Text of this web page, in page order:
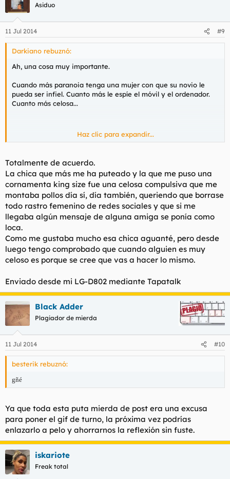
Asiduo
11 Jul 2014 #9
Darkiano rebuznó:
Ah, una cosa muy importante.
Cuando más paranoia tenga una mujer con que su novio le
pueda ser infiel. Cuanto más le espíe el móvil y el ordenador.
Cuanto más celosa...
...más infiel es ella. Porque sabiendo como sabe que nadie se
todos son de su condición", lo normal es que ella piense que él,
su novio, hará lo mismo, y de ahí viene todo.
Mi consejo:
Con celosas que no os dejan repirar y con las que tienen
transtorno límite de la personalidad, lo único que podéis hacer
es poner tierra de por medio, porque no sólo os van a poner
unos cuernos que rozarán las nubes, sino que además harán de
vuestra vida un infierno.
Y eso no me ha hecho falta vivirlo, eso se ve desde muy lejos, y
el que no piensa con la polla, sabe sobradamente lo que debe
hacer al respecto: Vade retro, satanás.
Haz clic para expandir...
Totalmente de acuerdo.
La chica que más me ha puteado y la que me puso una
cornamenta king size fue una celosa compulsiva que me
montaba pollos día sí, día también, queriendo que borrase
todo rastro femenino de redes sociales y que si me
llegaba algún mensaje de alguna amiga se ponía como
loca.
Como me gustaba mucho esa chica aguanté, pero desde
luego tengo comprobado que cuando alguien es muy
celoso es porque se cree que vas a hacer lo mismo.
Enviado desde mi LG-D802 mediante Tapatalk
Black Adder
Plagiador de mierda
11 Jul 2014 #10
besterik rebuznó:
gñé
Ya que toda esta puta mierda de post era una excusa
para poner el gif de turno, la próxima vez podrías
enlazarlo a pelo y ahorrarnos la reflexión sin fuste.
iskariote
Freak total